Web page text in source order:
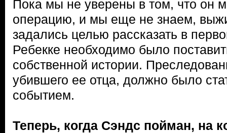
Пока мы не уверены в том, что он
операцию, и мы еще не знаем,
задались целью рассказать в
Ребекке необходимо было
собственной истории.
убившего ее отца, должно было
событием.
Теперь, когда Сэндс пойман, на